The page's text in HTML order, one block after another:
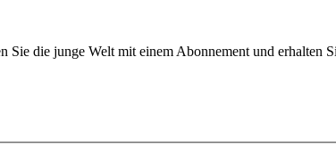
die junge Welt mit einem Abonnement und erhalten